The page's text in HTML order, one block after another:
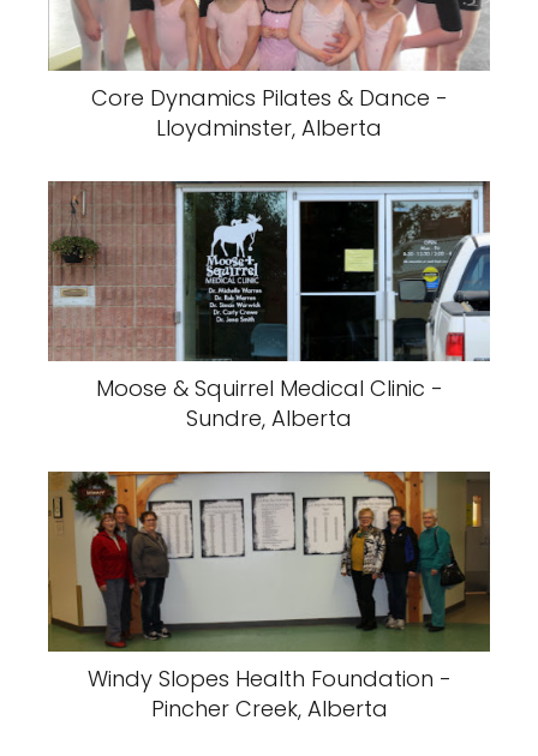
Core Dynamics Pilates & Dance -
Lloydminster, Alberta
Moose & Squirrel Medical Clinic -
Sundre, Alberta
Windy Slopes Health Foundation -
Pincher Creek, Alberta